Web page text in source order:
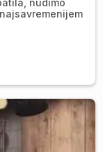
nudimo